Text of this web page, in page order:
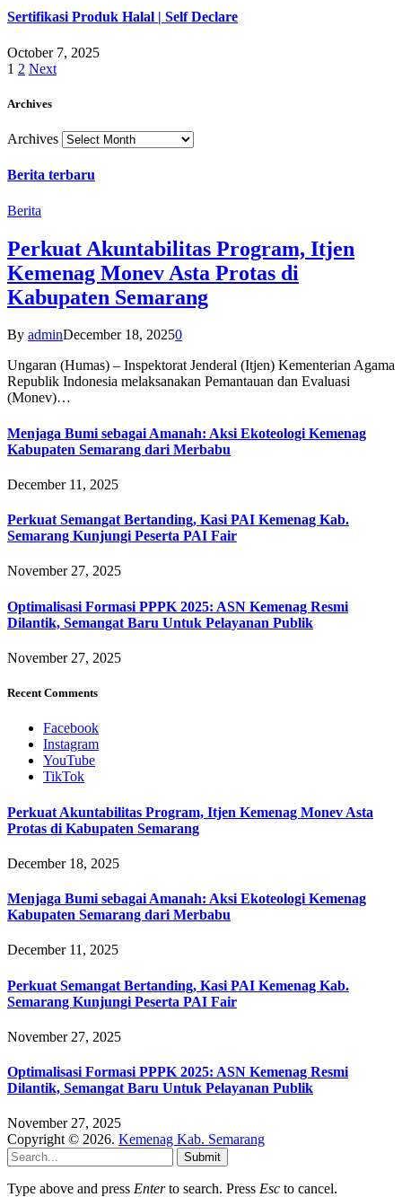
Sertifikasi Produk Halal | Self Declare
October 7, 2025
1 2 Next
Archives
Archives
Berita terbaru
Berita
Perkuat Akuntabilitas Program, Itjen
Kemenag Monev Asta Protas di
Kabupaten Semarang
By adminDecember 18, 20250
Ungaran (Humas) – Inspektorat Jenderal (Itjen) Kementerian Agama
Republik Indonesia melaksanakan Pemantauan dan Evaluasi
(Monev)…
Menjaga Bumi sebagai Amanah: Aksi Ekoteologi Kemenag
Kabupaten Semarang dari Merbabu
December 11, 2025
Perkuat Semangat Bertanding, Kasi PAI Kemenag Kab.
Semarang Kunjungi Peserta PAI Fair
November 27, 2025
Optimalisasi Formasi PPPK 2025: ASN Kemenag Resmi
Dilantik, Semangat Baru Untuk Pelayanan Publik
November 27, 2025
Recent Comments
Facebook
Instagram
YouTube
TikTok
Perkuat Akuntabilitas Program, Itjen Kemenag Monev Asta
Protas di Kabupaten Semarang
December 18, 2025
Menjaga Bumi sebagai Amanah: Aksi Ekoteologi Kemenag
Kabupaten Semarang dari Merbabu
December 11, 2025
Perkuat Semangat Bertanding, Kasi PAI Kemenag Kab.
Semarang Kunjungi Peserta PAI Fair
November 27, 2025
Optimalisasi Formasi PPPK 2025: ASN Kemenag Resmi
Dilantik, Semangat Baru Untuk Pelayanan Publik
November 27, 2025
Copyright © 2026. Kemenag Kab. Semarang
Submit
Type above and press Enterto search. Press Esc to cancel.